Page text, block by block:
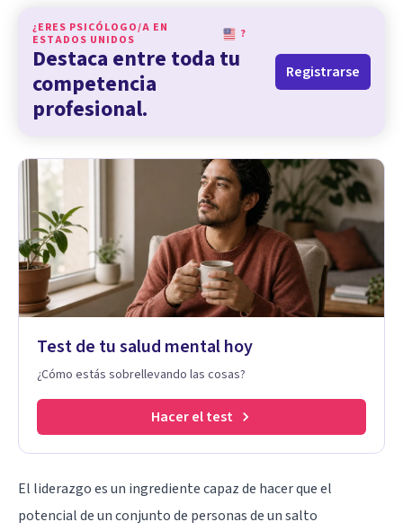
¿ERES PSICÓLOGO/A EN
ESTADOS UNIDOS
?
Destaca entre toda tu
competencia
profesional.
Registrarse
Test de tu salud mental hoy
¿Cómo estás sobrellevando las cosas?
Hacer el test
El liderazgo es un ingrediente capaz de hacer que el
potencial de un conjunto de personas de un salto